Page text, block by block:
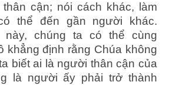
cận; nói cách khác, làm
thể đến gần người khác.
này, chúng ta có thể cùng
khẳng định rằng Chúa không
biết ai là người thân cận của
là người ấy phải trở thành